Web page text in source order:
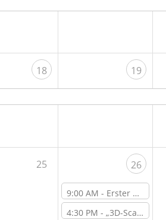
18 19
25 26
9:00 AM - Erster Open Lab Day nach der Sommerschließzeit
4:30 PM -„3D-Scan-Sprechstunde – Beratung & Vorführung“ – Workshop vor Ort im ViNN:Lab